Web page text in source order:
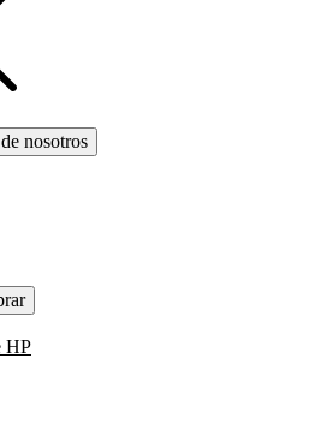
nosotros
HP